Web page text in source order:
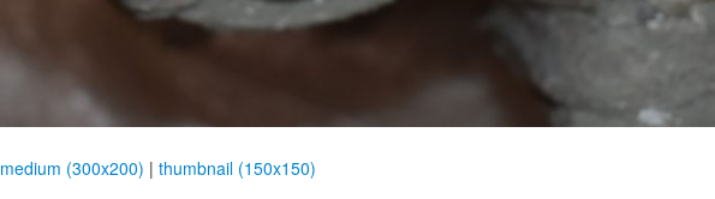
medium (300x200) | thumbnail (150x150)